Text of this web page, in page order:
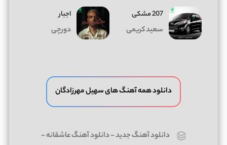
207 مشکی
سعید کریمی
اجبار
دورچی
دانلود همه آهنگ های سهیل مهرزادگان
دانلود آهنگ جدید-دانلود آهنگ عاشقانه-